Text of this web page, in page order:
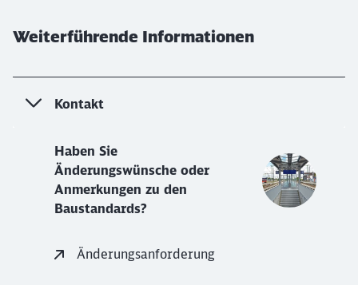
Weiterführende Informationen
Kontakt
Haben Sie
Änderungswünsche oder
Anmerkungen zu den
Baustandards?
Änderungsanforderung